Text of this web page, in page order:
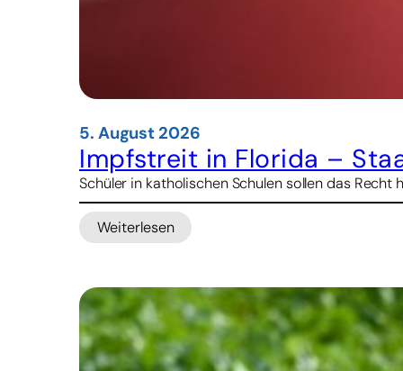
5. August 2026
Impfstreit in Florida –
Schüler in katholischen Schulen sollen das
Weiterlesen
:
Florida
–
Staatsanwalt
droht